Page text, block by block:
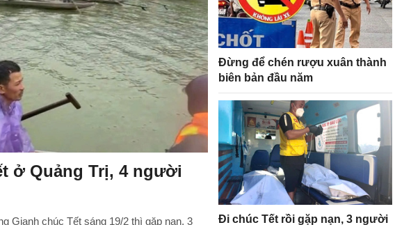
ở Quảng Trị, 4 người
Gianh chúc Tết sáng 19/2 thì gặp nạn, 3
Đừng để chén rượu xuân thành
biên bản đầu năm
Đi chúc Tết rồi gặp nạn, 3 người